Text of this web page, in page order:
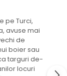
pe Turci,
avuse mai
de
boier sau
targuri de-
locuri